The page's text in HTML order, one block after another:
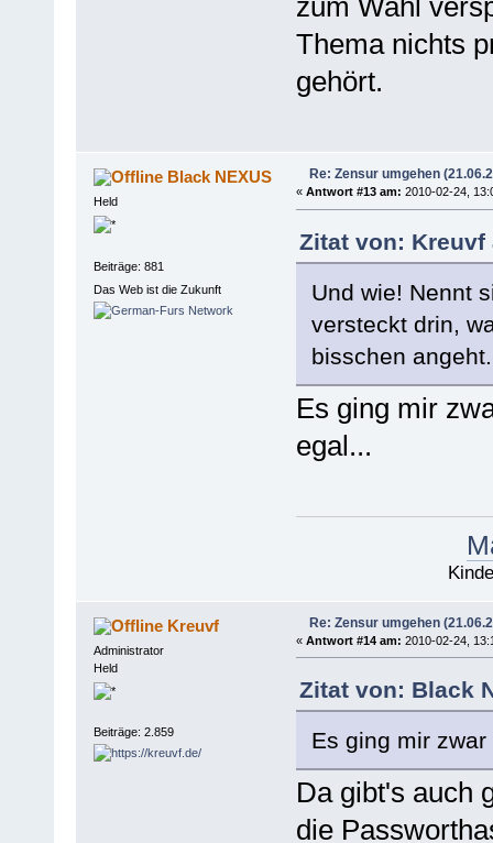
Thema nichts
gehört.
Black NEXUS
Held
Beiträge: 881
Das Web ist die Zukunft
Re: Zensur umgehen
« Antwort #13 am: 2010-02-24,
Zitat von: Kreuvf
Und wie! Nennt
versteckt drin,
bisschen angeht.
Es ging mir
egal...
Kreuvf
Administrator
Held
Beiträge: 2.859
Re: Zensur umgehen
« Antwort #14 am: 2010-02-24,
Zitat von: Black
Es ging mir
Da gibt's auch
die